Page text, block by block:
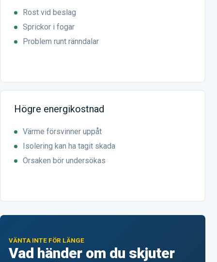
Rost vid beslag
Sprickor i fogar
Problem runt ränndalar
Högre energikostnad
Värme försvinner uppåt
Isolering kan ha tagit skada
Orsaken bör undersökas
VÄNTA INTE FÖR LÄNGE
Vad händer om du skjuter